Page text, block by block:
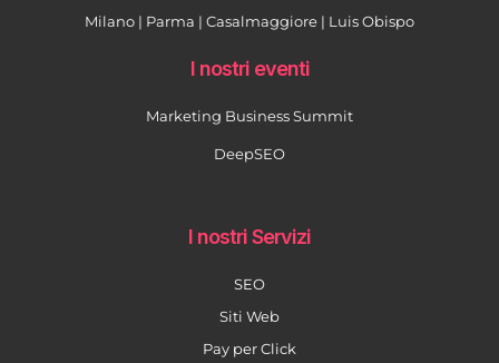
Milano | Parma | Casalmaggiore | Luis Obispo
I nostri eventi
Marketing Business Summit
DeepSEO
I nostri Servizi
SEO
Siti Web
Pay per Click